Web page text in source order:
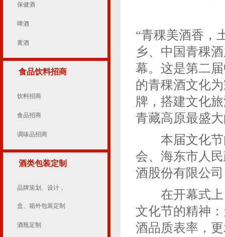
保健酒
啤酒
黄酒
食品饮料招商
饮料招商
食品招商
调味品招商
酒类包装定制
品牌策划、设计，
盒、箱外包装定制
酒瓶定制
“青稞美酒香，
乡、中国青稞
幕。这是第二
的青稞酒文化
牌，搭建文化
青藏高原最盛
本届文化节
会、海东市人
酒股份有限公
在开幕式上
文化节的精神
酒品质表率，